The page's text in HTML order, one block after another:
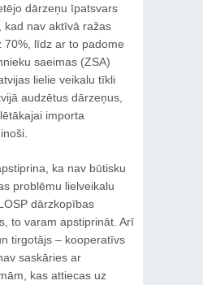
dārzeņu īpatsvars
kad nav aktīvā ražas
70%, līdz ar to padome
saeimas (ZSA)
lielie veikalu tīkli
audzētus dārzeņus,
importa
ka nav būtisku
problēmu lielveikalu
dārzkopības
to varam apstiprināt. Arī
tirgotājs – kooperatīvs
saskāries ar
kas attiecas uz